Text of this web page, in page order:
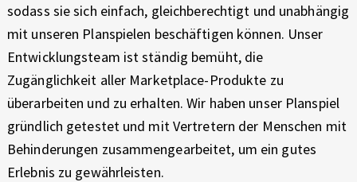
X
P
E
R
N
C
E
sodass sie sich einfach, gleichberechtigt und unabhängig
mit unseren Planspielen beschäftigen können. Unser
Entwicklungsteam ist ständig bemüht, die
Zugänglichkeit aller Marketplace-Produkte zu
überarbeiten und zu erhalten. Wir haben unser Planspiel
gründlich getestet und mit Vertretern der Menschen mit
Behinderungen zusammengearbeitet, um ein gutes
Erlebnis zu gewährleisten.